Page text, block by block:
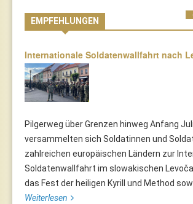
EMPFEHLUNGEN
Internationale Soldatenwallfahrt nach
Pilgerweg über Grenzen hinweg Anfang Juli
versammelten sich Soldatinnen und
zahlreichen europäischen Ländern zur
Soldatenwallfahrt im slowakischen
das Fest der heiligen Kyrill und Method
Weiterlesen